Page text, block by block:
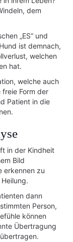
dem
„ES“ und
ist demnach,
welchen
hat.
welche auch
Form der
Patient in die
in der Kindheit
Bild
erkennen zu
dann
Person,
können
Übertragung